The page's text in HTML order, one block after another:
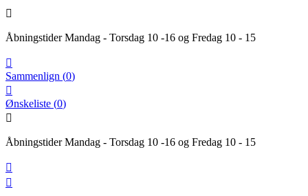

Åbningstider Mandag - Torsdag 10 -16 og Fredag 10 - 15

Sammenlign (0)

Ønskeliste (0)

Åbningstider Mandag - Torsdag 10 -16 og Fredag 10 - 15

